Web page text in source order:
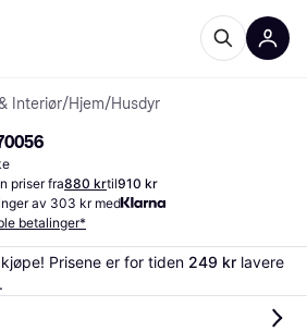
Interiør/Hjem/Husdyr
priser fra880 krtil910 kr
av 303 kr med
betalinger*
Prisene er for tiden 249 kr lavere